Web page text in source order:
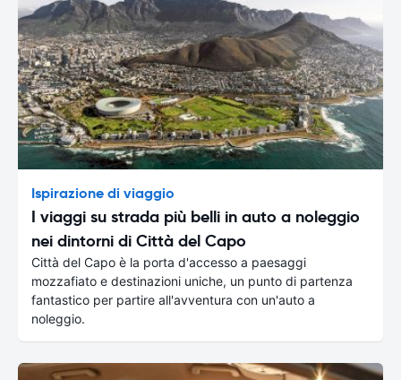
Ispirazione di viaggio
I viaggi su strada più belli in auto a noleggio
nei dintorni di Città del Capo
Città del Capo è la porta d'accesso a paesaggi
mozzafiato e destinazioni uniche, un punto di partenza
fantastico per partire all'avventura con un'auto a
noleggio.